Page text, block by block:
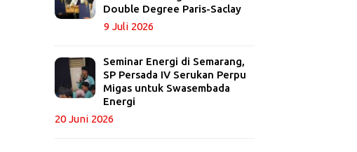
Double Degree Paris-Saclay
9 Juli 2026
Seminar Energi di Semarang,
SP Persada IV Serukan Perpu
Migas untuk Swasembada
Energi
20 Juni 2026